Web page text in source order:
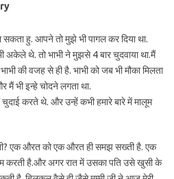
हु. आपने तो मुझे भी पागल कर दिया था.
अकेले थे. तो भाभी ने मुझसे 4 बार चुदवाया था.मैं
की वजह से ही है. भाभी को जब भी मौका मिलता
मैं भी इन्हे चोदने लगता था.
चुदाई करते थे. और उन्हें कभी हमारे बारे में मालूम
एक औरत को एक औरत ही समझ सख्ती है. एक
करती है.और अगर रात में उसका पति उसे खुसी के